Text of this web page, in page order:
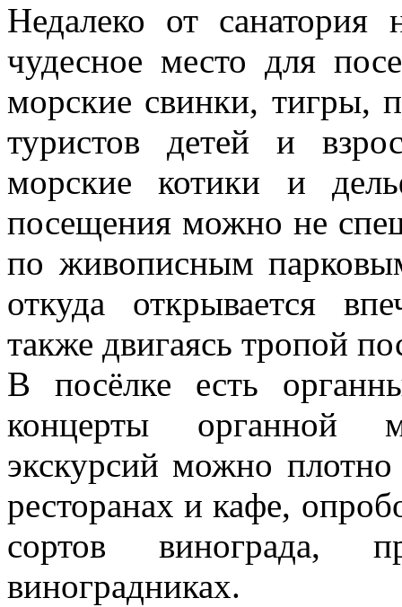
Недалеко от санатория
чудесное место для
морские свинки, тигры,
туристов детей и
морские котики и
посещения можно не
по живописным
откуда открывается
также двигаясь тропой
В посёлке есть
концерты органной
экскурсий можно
ресторанах и кафе,
сортов винограда,
виноградниках.